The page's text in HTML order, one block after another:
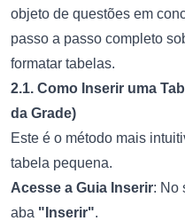
objeto de questões em
passo a passo completo
formatar tabelas.
2.1. Como Inserir uma
da Grade)
Este é o método mais
tabela pequena.
Acesse a Guia Inserir: No
aba "Inserir".